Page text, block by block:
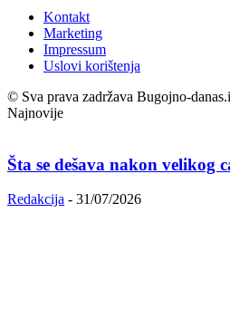
Kontakt
Marketing
Impressum
Uslovi korištenja
© Sva prava zadržava Bugojno-
Najnovije
Šta se dešava nakon velikog
Redakcija - 31/07/2026